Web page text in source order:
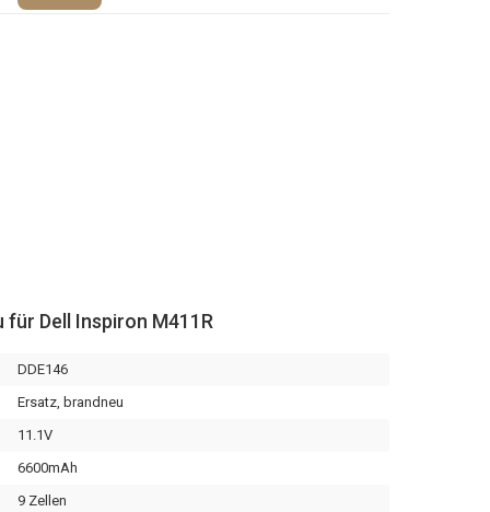
für Dell Inspiron M411R
DDE146
Ersatz, brandneu
11.1V
6600mAh
9 Zellen